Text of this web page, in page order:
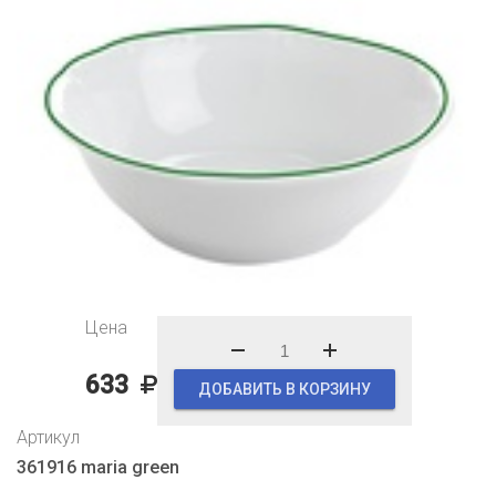
Цена
633 ДОБАВИТЬ В КОРЗИНУ
Артикул
361916 maria green